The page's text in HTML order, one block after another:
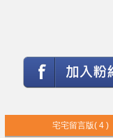
宅宅留言版( 4 )